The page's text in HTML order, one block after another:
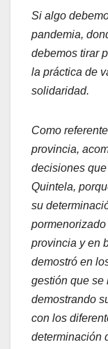
Si algo
pandemia,
debemos tirar
la práctica de
solidaridad.
Como
provincia,
decisiones
Quintela,
su
provincia y en
demostró en
gestión que se
demostrando
con los
determinación